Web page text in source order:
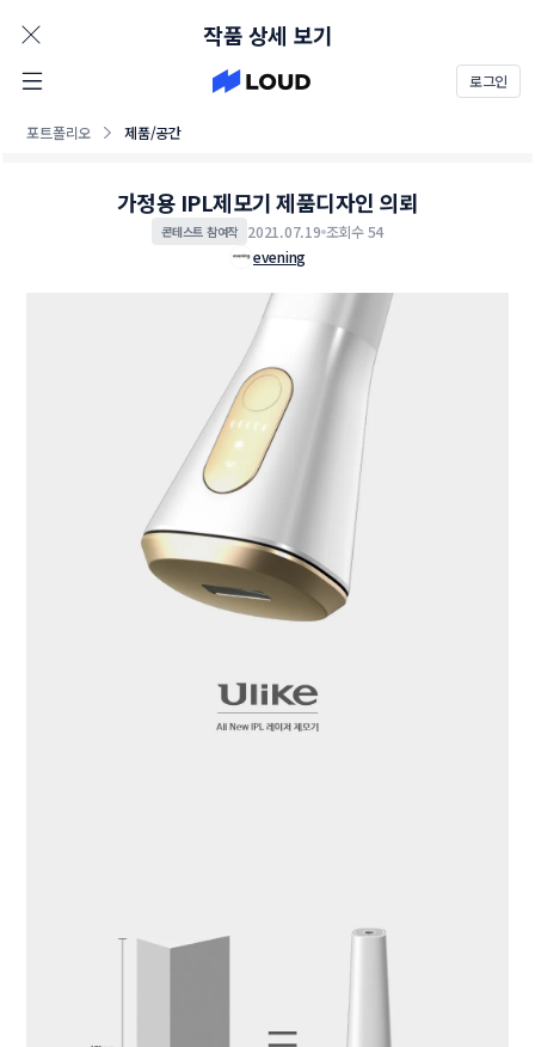
로그인
포트폴리오 제품/공간
작품 상세 보기
가정용 IPL제모기 제품디자인 의뢰
콘테스트 참여작 2021.07.19 조회수 54
evening